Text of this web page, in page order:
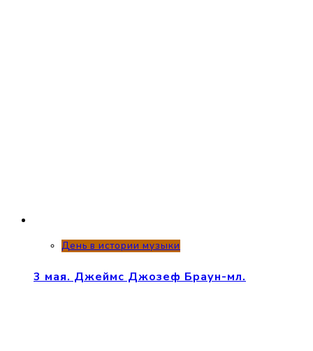
День в истории музыки
3 мая. Джеймс Джозеф Браун-мл.